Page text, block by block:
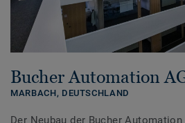
Bucher Automation
MARBACH, DEUTSCHLAND
Der Neubau der Bucher